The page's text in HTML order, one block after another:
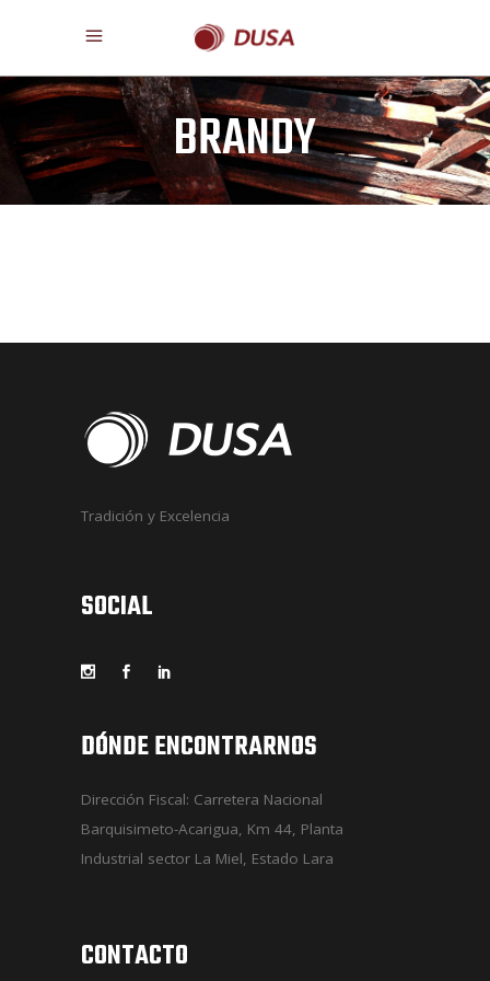
BRANDY
Tradición y Excelencia
SOCIAL
DÓNDE ENCONTRARNOS
Dirección Fiscal: Carretera Nacional
Barquisimeto-Acarigua, Km 44, Planta
Industrial sector La Miel, Estado Lara
CONTACTO